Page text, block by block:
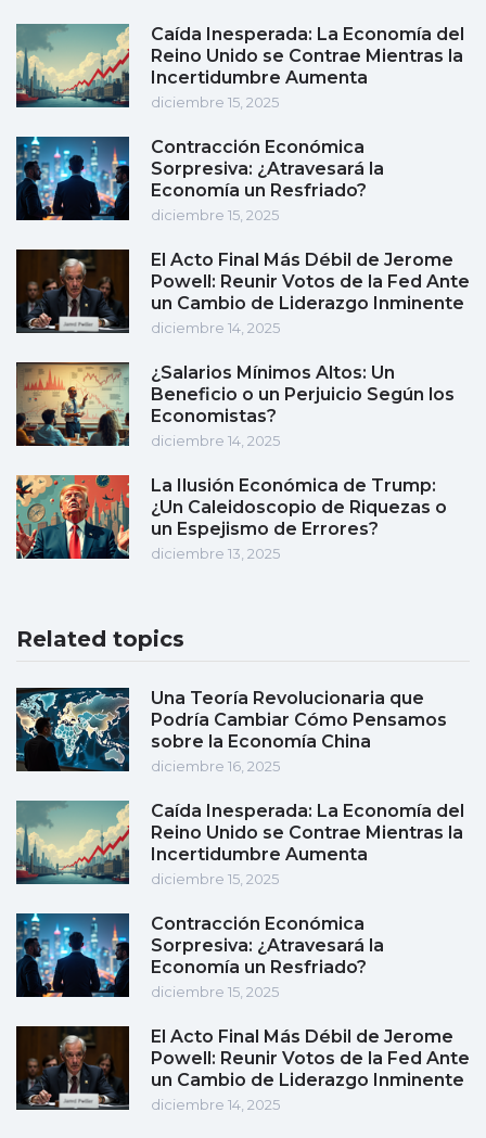
Caída Inesperada: La Economía del
Reino Unido se Contrae Mientras la
Incertidumbre Aumenta
diciembre 15, 2025
Contracción Económica
Sorpresiva: ¿Atravesará la
Economía un Resfriado?
diciembre 15, 2025
El Acto Final Más Débil de Jerome
Powell: Reunir Votos de la Fed Ante
un Cambio de Liderazgo Inminente
diciembre 14, 2025
¿Salarios Mínimos Altos: Un
Beneficio o un Perjuicio Según los
Economistas?
diciembre 14, 2025
La Ilusión Económica de Trump:
¿Un Caleidoscopio de Riquezas o
un Espejismo de Errores?
diciembre 13, 2025
Related topics
Una Teoría Revolucionaria que
Podría Cambiar Cómo Pensamos
sobre la Economía China
diciembre 16, 2025
Caída Inesperada: La Economía del
Reino Unido se Contrae Mientras la
Incertidumbre Aumenta
diciembre 15, 2025
Contracción Económica
Sorpresiva: ¿Atravesará la
Economía un Resfriado?
diciembre 15, 2025
El Acto Final Más Débil de Jerome
Powell: Reunir Votos de la Fed Ante
un Cambio de Liderazgo Inminente
diciembre 14, 2025